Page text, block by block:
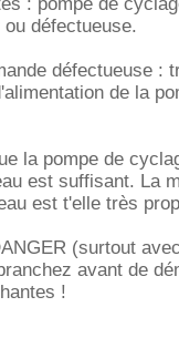
défectueuse.
défectueuse :
de la
la pompe de
est suffisant. La
est t'elle très
(surtout
avant de
!